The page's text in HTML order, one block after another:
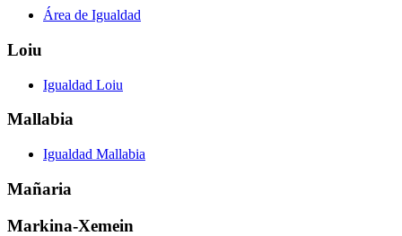
Área de Igualdad
Loiu
Igualdad Loiu
Mallabia
Igualdad Mallabia
Mañaria
Markina-Xemein